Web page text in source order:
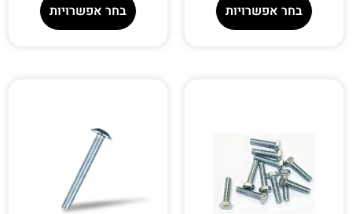
בחר אפשרויות בחר אפשרויות